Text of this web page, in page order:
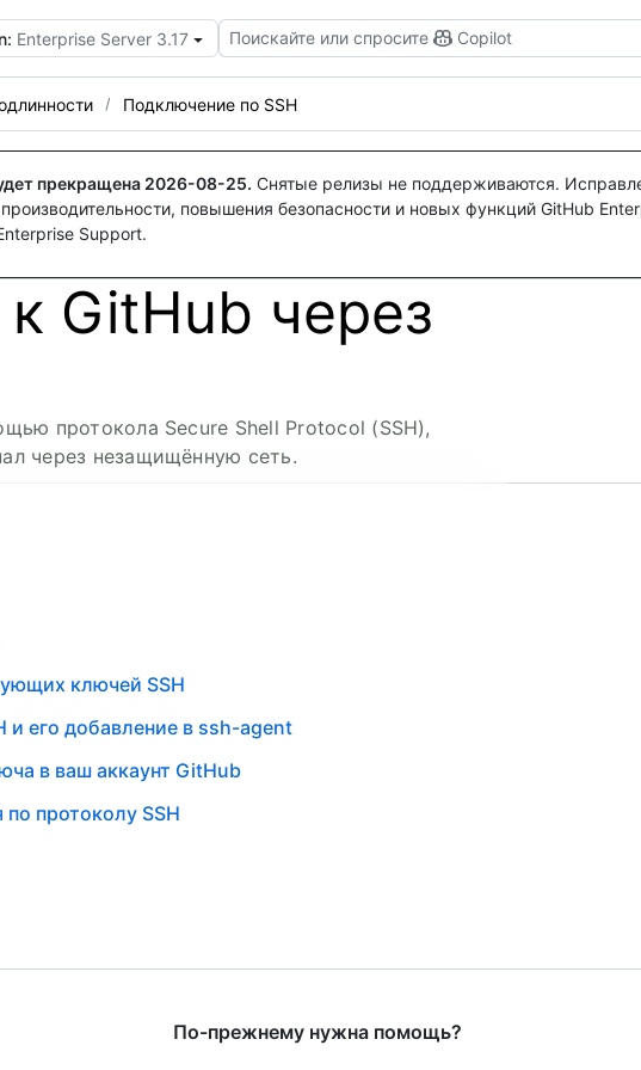
Enterprise Server 3.17 Поискайте или спросите Copilot
Подключение по SSH
прекращена 2026-08-25. Снятые релизы не поддерживаются.
повышения безопасности и новых функций GitHub
Support.
GitHub через
протокола Secure Shell Protocol (SSH),
через незащищённую сеть.
ключей SSH
и его добавление в ssh-agent
в ваш аккаунт GitHub
протоколу SSH
По-прежнему нужна помощь?